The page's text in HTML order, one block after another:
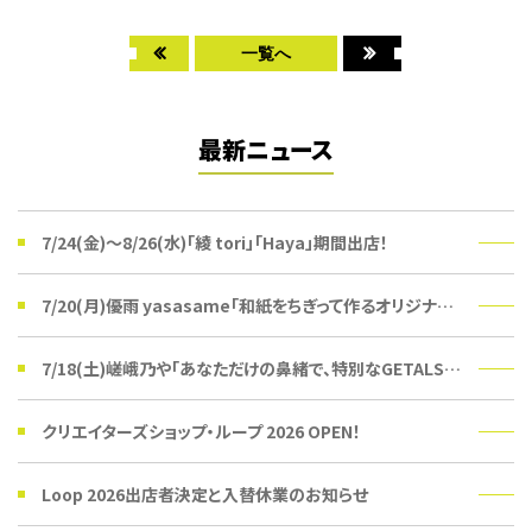
一覧へ
最新ニュース
7/24(金)〜8/26(水)「綾 tori」「Haya」期間出店！
7/20(月)優雨 yasasame「和紙をちぎって作るオリジナルうちわ」ワークショップ
7/18(土)嵯峨乃や「あなただけの鼻緒で、特別なGETALSを。」受注会
クリエイターズショップ・ループ 2026 OPEN！
Loop 2026出店者決定と入替休業のお知らせ